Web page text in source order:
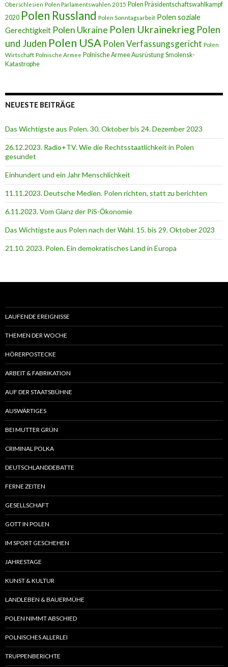
Oberschlesien Polen Parlamentswahlen 2015 Polen Präsidentschaftswahlkampf
2020 Polen Russland Polen Sonntagsarbeit Polen soziale
Gerechtigkeit Polen Ukraine Polen Ukrainekrieg Polen
und Juden Polen USA Polen Verfassungsgericht Polen
Wirtschaft Polnische Armee Polnische Armee Ausrüstung Smolensk-
Katastrophe
NEUESTE BEITRÄGE
Das Wichtigste aus Polen. 30. Oktober bis 24. Dezember 2023
26.12.2023. Radio+TV. Wie die Rechtsstaatlichkeit in Polen
gesundet
Einhundert und ein Jahr Menschlichkeit
11.11.2023. Deutsche Medien. Polen richten, statt zu berichten
6.11.2023. Vom Glanz der PiS-Ӧkonomie
Das Wichtigste aus Polen nach der Wahl. 15. bis 29. Oktober 2023
21.10. 2023. Polen. Ein demokratisches Land in Europa
LAUFENDE EREIGNISSE
THEMEN DER WOCHE
HÖRERPOSTECKE
ARBEIT & FABRIKATION
AUF DER STAATSBÜHNE
AUSWÄRTIGES
BEI MUTTER GRÜN
CRIMINAL POLKA
DEUTSCHLANDDEBATTE
FERNE ZEITEN
GESELLSCHAFT
GOTT IN POLEN
IM SPORT GESCHEHEN
JAHRESTAGE
KUNST & KULTUR
LANDLEBEN & BAUERMÜHE
POLEN NIMMT ABSCHIED
POLNISCHES ALLERLEI
TRUPPENBERICHTE